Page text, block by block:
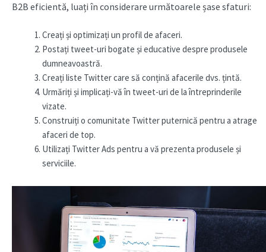
B2B eficientă, luați în considerare următoarele șase sfaturi:
Creați și optimizați un profil de afaceri.
Postați tweet-uri bogate și educative despre produsele
dumneavoastră.
Creați liste Twitter care să conțină afacerile dvs. țintă.
Urmăriți și implicați-vă în tweet-uri de la întreprinderile
vizate.
Construiți o comunitate Twitter puternică pentru a atrage
afaceri de top.
Utilizați Twitter Ads pentru a vă prezenta produsele și
serviciile.